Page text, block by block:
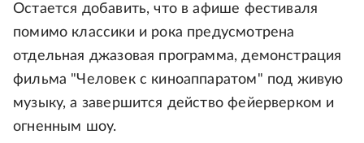
Остается добавить, что в афише фестиваля
помимо классики и рока предусмотрена
отдельная джазовая программа, демонстрация
фильма "Человек с киноаппаратом" под живую
музыку, а завершится действо фейерверком и
огненным шоу.